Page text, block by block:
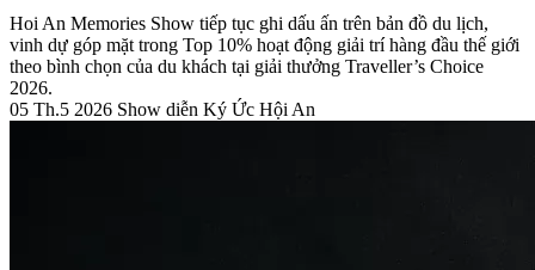
Hoi An Memories Show tiếp tục ghi dấu ấn trên bản đồ du lịch,
vinh dự góp mặt trong Top 10% hoạt động giải trí hàng đầu thế giới
theo bình chọn của du khách tại giải thưởng Traveller’s Choice
2026.
05 Th.5 2026 Show diễn Ký Ức Hội An